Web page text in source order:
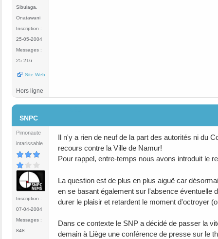
Sibulaga,
Onatawani
Inscription :
25-05-2004
Messages :
25 216
Site Web
Hors ligne
SNPC
Pimonaute
intarissable
Inscription :
07-04-2004
Messages :
848
Il n'y a rien de neuf de la part des autorités ni du
recours contre la Ville de Namur!
Pour rappel, entre-temps nous avons introduit le
La question est de plus en plus aiguë car
en se basant également sur l'absence éventuelle
durer le plaisir et retardent le moment d'octroyer
Dans ce contexte le SNP a décidé de passer la
demain à Liège une conférence de presse sur le